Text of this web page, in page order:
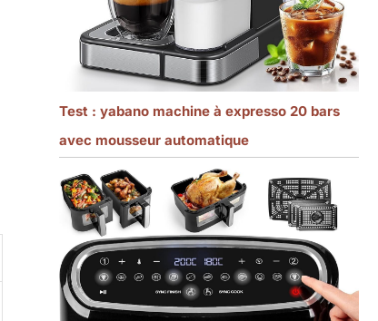
Test : yabano machine à expresso 20 bars
avec mousseur automatique